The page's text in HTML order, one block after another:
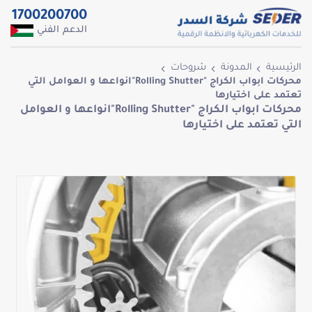
1700200700
الدعم الفني
الرئيسية المدونة
شروحات
محركات ابواب الكراج "Rolling Shutter"انواعها و العوامل التي
تعتمد على اختيارها
محركات ابواب الكراج "Rolling Shutter"انواعها و العوامل
التي تعتمد على اختيارها